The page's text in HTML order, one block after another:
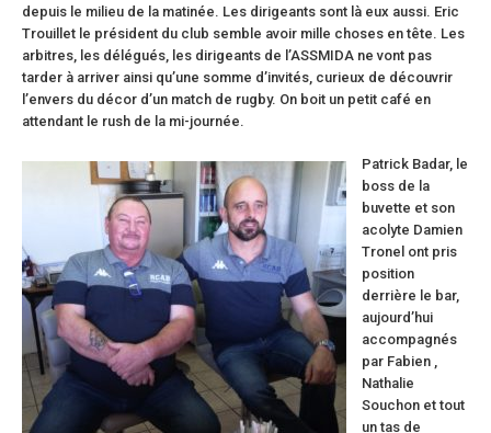
depuis le milieu de la matinée. Les dirigeants sont là eux aussi. Eric
Trouillet le président du club semble avoir mille choses en tête. Les
arbitres, les délégués, les dirigeants de l’ASSMIDA ne vont pas
tarder à arriver ainsi qu’une somme d’invités, curieux de découvrir
l’envers du décor d’un match de rugby. On boit un petit café en
attendant le rush de la mi-journée.
Patrick Badar, le
boss de la
buvette et son
acolyte Damien
Tronel ont pris
position
derrière le bar,
aujourd’hui
accompagnés
par Fabien ,
Nathalie
Souchon et tout
un tas de